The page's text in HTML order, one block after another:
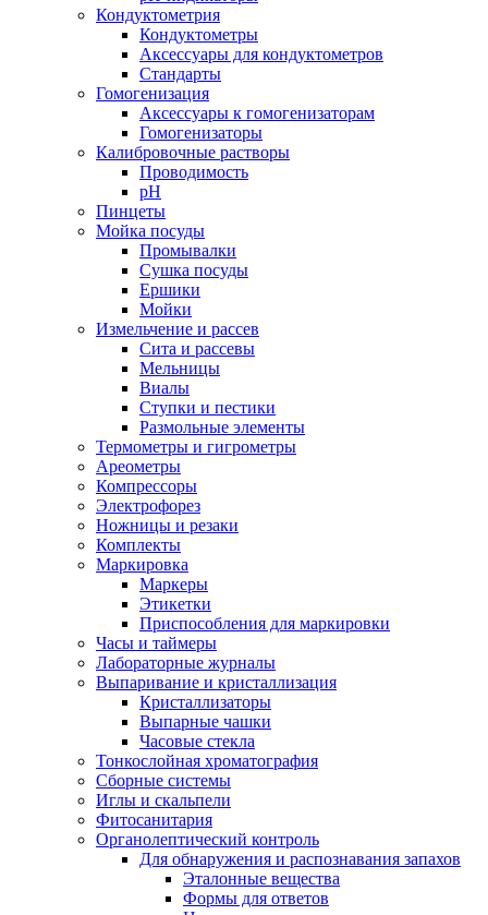
Кондуктометрия
Кондуктометры
Аксессуары для кондуктометров
Стандарты
Гомогенизация
Аксессуары к гомогенизаторам
Гомогенизаторы
Калибровочные растворы
Проводимость
pH
Пинцеты
Мойка посуды
Промывалки
Сушка посуды
Ершики
Мойки
Измельчение и рассев
Сита и рассевы
Мельницы
Виалы
Ступки и пестики
Размольные элементы
Термометры и гигрометры
Ареометры
Компрессоры
Электрофорез
Ножницы и резаки
Комплекты
Маркировка
Маркеры
Этикетки
Приспособления для маркировки
Часы и таймеры
Лабораторные журналы
Выпаривание и кристаллизация
Кристаллизаторы
Выпарные чашки
Часовые стекла
Тонкослойная хроматография
Сборные системы
Иглы и скальпели
Фитосанитария
Органолептический контроль
Для обнаружения и распознавания запахов
Эталонные вещества
Формы для ответов